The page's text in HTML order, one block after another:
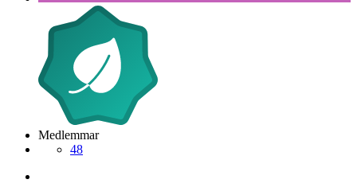
Medlemmar
48